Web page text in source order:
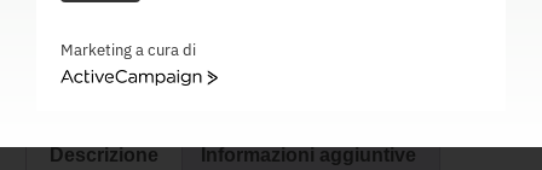
IMBRAGATURA ANTICADUTA COMFORT – IMBRAGHI – 11A082
Descrizione Informazioni aggiuntive
Marketing a cura di
ActiveCampaign